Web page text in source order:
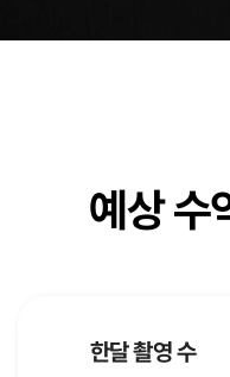
예상 수
한달 촬영 수